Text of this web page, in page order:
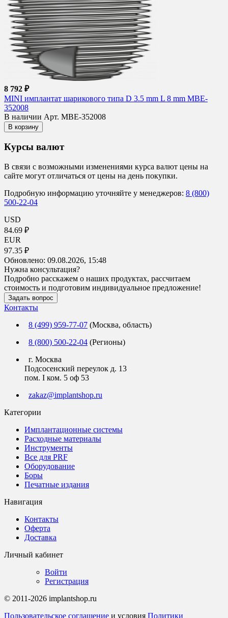
8 792 ₽
MINI имплантат шарикового типа D 3.5 mm L 8 mm MBE-
352008
В наличии Арт. MBE-352008
В корзину
Курсы валют
В связи с возможными изменениями курса валют цены на
сайте могут отличаться от цены на день покупки.
Подробную информацию уточняйте у менеджеров: 8 (800)
500-22-04
USD
84.69 ₽
EUR
97.35 ₽
Обновлено: 09.08.2026, 15:48
Нужна консультация?
Подробно расскажем о наших продуктах, рассчитаем
стоимость и подготовим индивидуальное предложение!
Задать вопрос
Контакты
8 (499) 959-77-07 (Москва, область)
8 (800) 500-22-04 (Регионы)
г. Москва
Подсосенский переулок д. 13
пом. I ком. 5 оф 53
zakaz@implantshop.ru
Категории
Имплантационные системы
Расходные материалы
Инструменты
Все для PRF
Оборудование
Боры
Печатные издания
Навигация
Контакты
Оферта
Доставка
Личный кабинет
Войти
Регистрация
© 2011-2026 implantshop.ru
Пользовательское соглашение и условия Политики